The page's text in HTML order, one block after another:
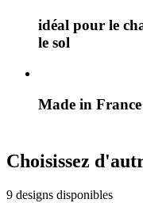
idéal pour le
le sol
Made in France
Choisissez
9 designs disponibles